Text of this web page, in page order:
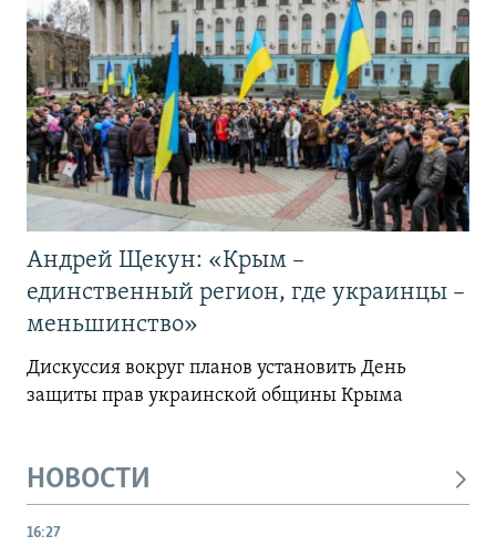
Андрей Щекун: «Крым –
единственный регион, где украинцы –
меньшинство»
Дискуссия вокруг планов установить День
защиты прав украинской общины Крыма
НОВОСТИ
16:27